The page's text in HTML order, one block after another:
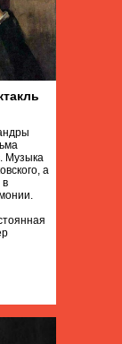
Музыка
а
в